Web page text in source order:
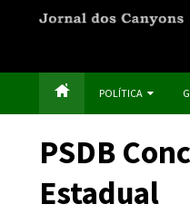
POLÍTICA
PSDB
Estadual